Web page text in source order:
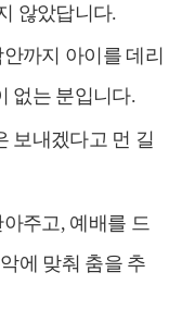
않았답니다.
까지 아이를 데리
없는 분입니다.
보내겠다고 먼 길
주고 , 예배를 드
에 맞춰 춤을 추